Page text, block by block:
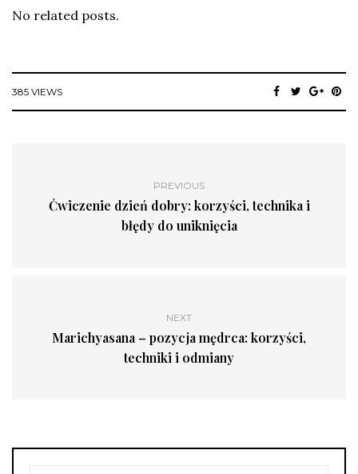
No related posts.
385 VIEWS
PREVIOUS
Ćwiczenie dzień dobry: korzyści, technika i
błędy do uniknięcia
NEXT
Marichyasana – pozycja mędrca: korzyści,
techniki i odmiany